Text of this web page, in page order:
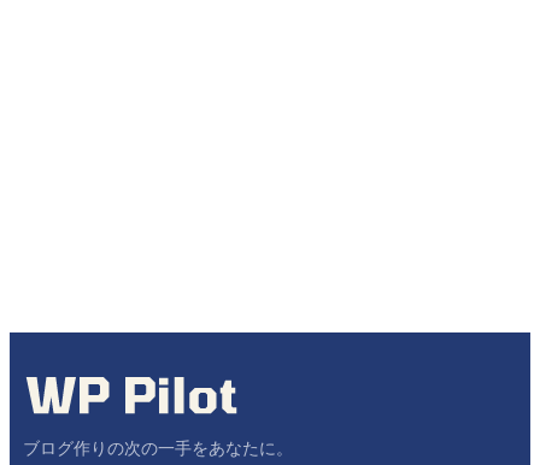
ブログ作りの次の一手をあなたに。